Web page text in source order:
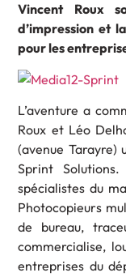
Vincent Roux
d’impression et
pour les
L’aventure a
Roux et Léo
(avenue Tarayre)
Sprint
spécialistes du
Photocopieurs
de bureau,
commercialise,
entreprises du